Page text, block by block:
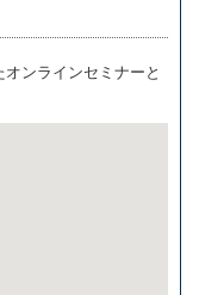
ンラインセミナーと